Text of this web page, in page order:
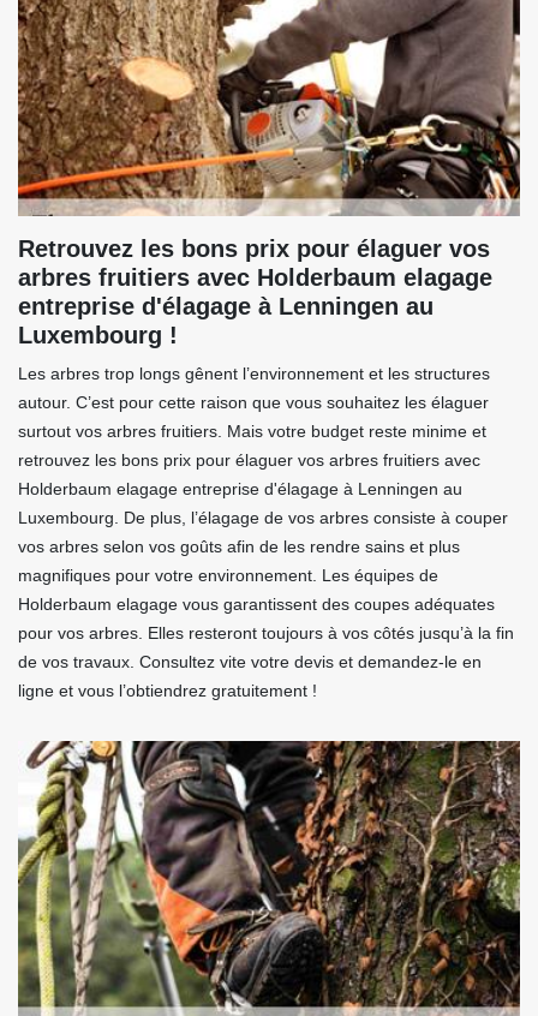
Retrouvez les bons prix pour élaguer vos
arbres fruitiers avec Holderbaum elagage
entreprise d'élagage à Lenningen au
Luxembourg !
Les arbres trop longs gênent l’environnement et les structures
autour. C’est pour cette raison que vous souhaitez les élaguer
surtout vos arbres fruitiers. Mais votre budget reste minime et
retrouvez les bons prix pour élaguer vos arbres fruitiers avec
Holderbaum elagage entreprise d'élagage à Lenningen au
Luxembourg. De plus, l’élagage de vos arbres consiste à couper
vos arbres selon vos goûts afin de les rendre sains et plus
magnifiques pour votre environnement. Les équipes de
Holderbaum elagage vous garantissent des coupes adéquates
pour vos arbres. Elles resteront toujours à vos côtés jusqu’à la fin
de vos travaux. Consultez vite votre devis et demandez-le en
ligne et vous l’obtiendrez gratuitement !